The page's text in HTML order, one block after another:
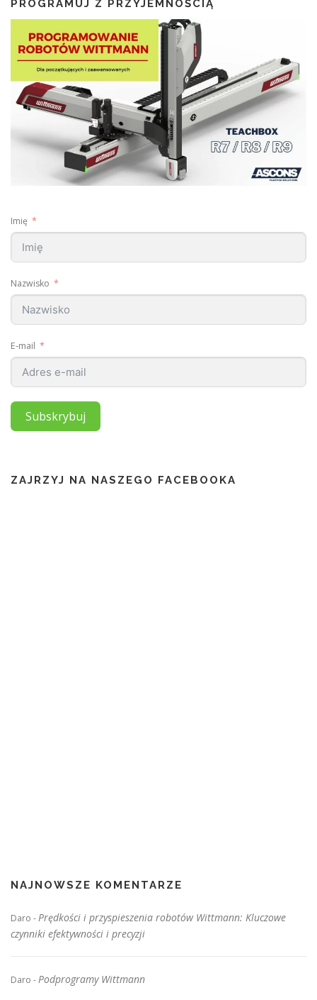
PROGRAMUJ Z PRZYJEMNOŚCIĄ
Imię
Nazwisko
E-mail
Subskrybuj
ZAJRZYJ NA NASZEGO FACEBOOKA
NAJNOWSZE KOMENTARZE
Daro -Prędkości i przyspieszenia robotów Wittmann: Kluczowe
czynniki efektywności i precyzji
Daro -Podprogramy Wittmann